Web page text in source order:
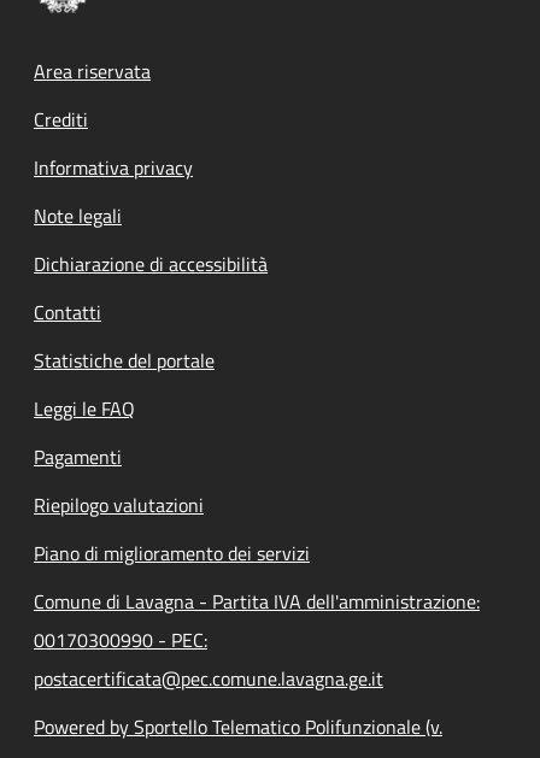
Footer menu
Area riservata
Crediti
Informativa privacy
Note legali
Dichiarazione di accessibilità
Contatti
Statistiche del portale
Leggi le FAQ
Pagamenti
Riepilogo valutazioni
Piano di miglioramento dei servizi
Comune di Lavagna - Partita IVA dell'amministrazione:
00170300990 - PEC:
postacertificata@pec.comune.lavagna.ge.it
Powered by Sportello Telematico Polifunzionale (v.